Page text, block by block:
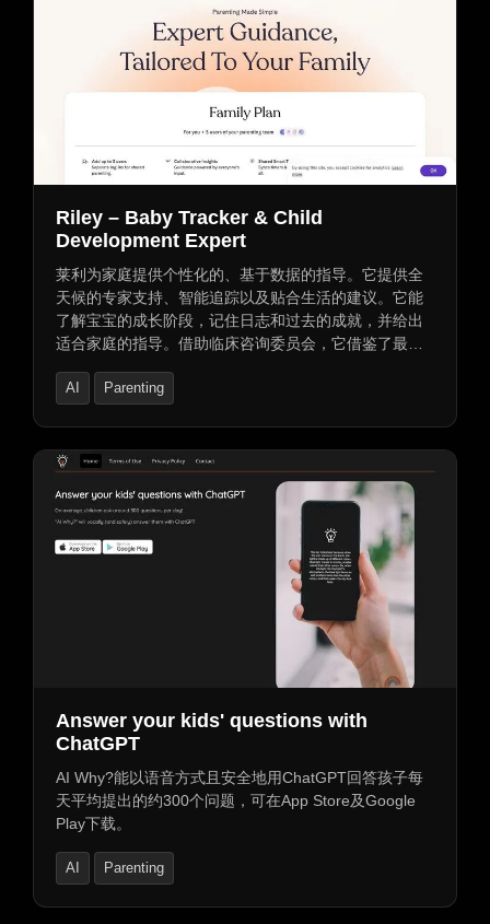
Riley – Baby Tracker & Child
Development Expert
莱利为家庭提供个性化的、基于数据的指导。它提供全
天候的专家支持、智能追踪以及贴合生活的建议。它能
了解宝宝的成长阶段，记住日志和过去的成就，并给出
适合家庭的指导。借助临床咨询委员会，它借鉴了最新
进行共同育儿，有协作见解，通过即时同步共享智能追
AI Parenting
Answer your kids' questions with
ChatGPT
AI Why?能以语音方式且安全地用ChatGPT回答孩子每
天平均提出的约300个问题，可在App Store及Google
Play下载。
AI Parenting